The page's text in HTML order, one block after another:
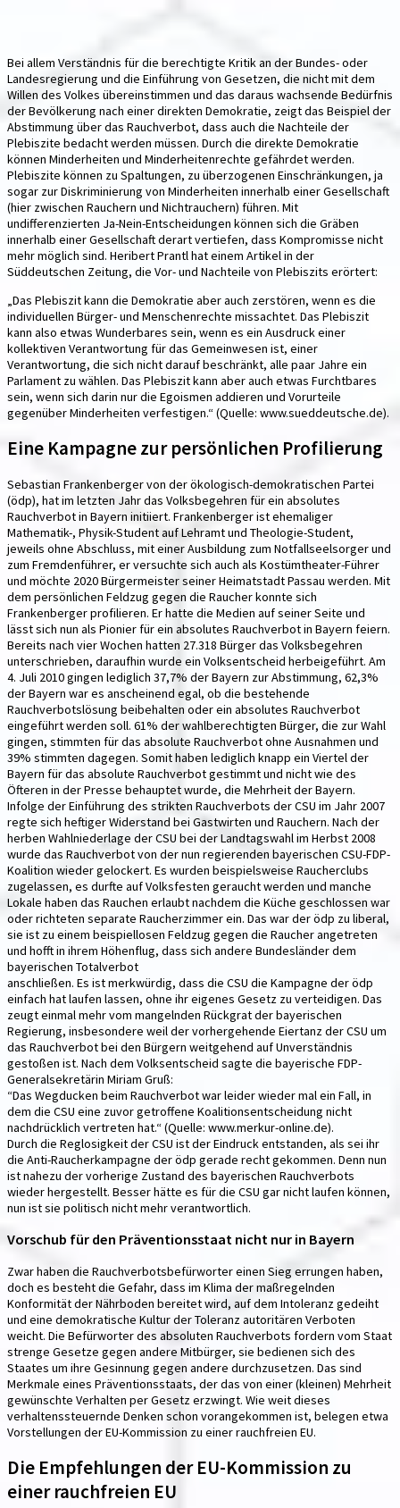
Bei allem Verständnis für die berechtigte Kritik an der Bundes- oder
Landesregierung und die Einführung von Gesetzen, die nicht mit dem
Willen des Volkes übereinstimmen und das daraus wachsende Bedürfnis
der Bevölkerung nach einer direkten Demokratie, zeigt das Beispiel der
Abstimmung über das Rauchverbot, dass auch die Nachteile der
Plebiszite bedacht werden müssen. Durch die direkte Demokratie
können Minderheiten und Minderheitenrechte gefährdet werden.
Plebiszite können zu Spaltungen, zu überzogenen Einschränkungen, ja
sogar zur Diskriminierung von Minderheiten innerhalb einer Gesellschaft
(hier zwischen Rauchern und Nichtrauchern) führen. Mit
undifferenzierten Ja-Nein-Entscheidungen können sich die Gräben
innerhalb einer Gesellschaft derart vertiefen, dass Kompromisse nicht
mehr möglich sind. Heribert Prantl hat einem Artikel in der
Süddeutschen Zeitung, die Vor- und Nachteile von Plebiszits erörtert:
„Das Plebiszit kann die Demokratie aber auch zerstören, wenn es die
individuellen Bürger- und Menschenrechte missachtet. Das Plebiszit
kann also etwas Wunderbares sein, wenn es ein Ausdruck einer
kollektiven Verantwortung für das Gemeinwesen ist, einer
Verantwortung, die sich nicht darauf beschränkt, alle paar Jahre ein
Parlament zu wählen. Das Plebiszit kann aber auch etwas Furchtbares
sein, wenn sich darin nur die Egoismen addieren und Vorurteile
gegenüber Minderheiten verfestigen.“ (Quelle: www.sueddeutsche.de).
Eine Kampagne zur persönlichen Profilierung
Sebastian Frankenberger von der ökologisch-demokratischen Partei
(ödp), hat im letzten Jahr das Volksbegehren für ein absolutes
Rauchverbot in Bayern initiiert. Frankenberger ist ehemaliger
Mathematik-, Physik-Student auf Lehramt und Theologie-Student,
jeweils ohne Abschluss, mit einer Ausbildung zum Notfallseelsorger und
zum Fremdenführer, er versuchte sich auch als Kostümtheater-Führer
und möchte 2020 Bürgermeister seiner Heimatstadt Passau werden. Mit
dem persönlichen Feldzug gegen die Raucher konnte sich
Frankenberger profilieren. Er hatte die Medien auf seiner Seite und
lässt sich nun als Pionier für ein absolutes Rauchverbot in Bayern feiern.
Bereits nach vier Wochen hatten 27.318 Bürger das Volksbegehren
unterschrieben, daraufhin wurde ein Volksentscheid herbeigeführt. Am
4. Juli 2010 gingen lediglich 37,7% der Bayern zur Abstimmung, 62,3%
der Bayern war es anscheinend egal, ob die bestehende
Rauchverbotslösung beibehalten oder ein absolutes Rauchverbot
eingeführt werden soll. 61% der wahlberechtigten Bürger, die zur Wahl
gingen, stimmten für das absolute Rauchverbot ohne Ausnahmen und
39% stimmten dagegen. Somit haben lediglich knapp ein Viertel der
Bayern für das absolute Rauchverbot gestimmt und nicht wie des
Öfteren in der Presse behauptet wurde, die Mehrheit der Bayern.
Infolge der Einführung des strikten Rauchverbots der CSU im Jahr 2007
regte sich heftiger Widerstand bei Gastwirten und Rauchern. Nach der
herben Wahlniederlage der CSU bei der Landtagswahl im Herbst 2008
wurde das Rauchverbot von der nun regierenden bayerischen CSU-FDP-
Koalition wieder gelockert. Es wurden beispielsweise Raucherclubs
zugelassen, es durfte auf Volksfesten geraucht werden und manche
Lokale haben das Rauchen erlaubt nachdem die Küche geschlossen war
oder richteten separate Raucherzimmer ein. Das war der ödp zu liberal,
sie ist zu einem beispiellosen Feldzug gegen die Raucher angetreten
und hofft in ihrem Höhenflug, dass sich andere Bundesländer dem
bayerischen Totalverbot
anschließen. Es ist merkwürdig, dass die CSU die Kampagne der ödp
einfach hat laufen lassen, ohne ihr eigenes Gesetz zu verteidigen. Das
zeugt einmal mehr vom mangelnden Rückgrat der bayerischen
Regierung, insbesondere weil der vorhergehende Eiertanz der CSU um
das Rauchverbot bei den Bürgern weitgehend auf Unverständnis
gestoßen ist. Nach dem Volksentscheid sagte die bayerische FDP-
Generalsekretärin Miriam Gruß:
“Das Wegducken beim Rauchverbot war leider wieder mal ein Fall, in
dem die CSU eine zuvor getroffene Koalitionsentscheidung nicht
nachdrücklich vertreten hat.“ (Quelle: www.merkur-online.de).
Durch die Reglosigkeit der CSU ist der Eindruck entstanden, als sei ihr
die Anti-Raucherkampagne der ödp gerade recht gekommen. Denn nun
ist nahezu der vorherige Zustand des bayerischen Rauchverbots
wieder hergestellt. Besser hätte es für die CSU gar nicht laufen können,
nun ist sie politisch nicht mehr verantwortlich.
Vorschub für den Präventionsstaat nicht nur in Bayern
Zwar haben die Rauchverbotsbefürworter einen Sieg errungen haben,
doch es besteht die Gefahr, dass im Klima der maßregelnden
Konformität der Nährboden bereitet wird, auf dem Intoleranz gedeiht
und eine demokratische Kultur der Toleranz autoritären Verboten
weicht. Die Befürworter des absoluten Rauchverbots fordern vom Staat
strenge Gesetze gegen andere Mitbürger, sie bedienen sich des
Staates um ihre Gesinnung gegen andere durchzusetzen. Das sind
Merkmale eines Präventionsstaats, der das von einer (kleinen) Mehrheit
gewünschte Verhalten per Gesetz erzwingt. Wie weit dieses
verhaltenssteuernde Denken schon vorangekommen ist, belegen etwa
Vorstellungen der EU-Kommission zu einer rauchfreien EU.
Die Empfehlungen der EU-Kommission zu
einer rauchfreien EU